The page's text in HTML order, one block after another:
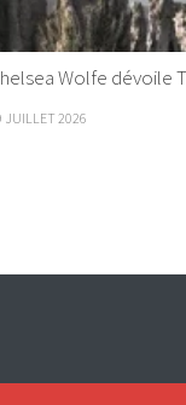
Wolfe dévoile
JUILLET 2026